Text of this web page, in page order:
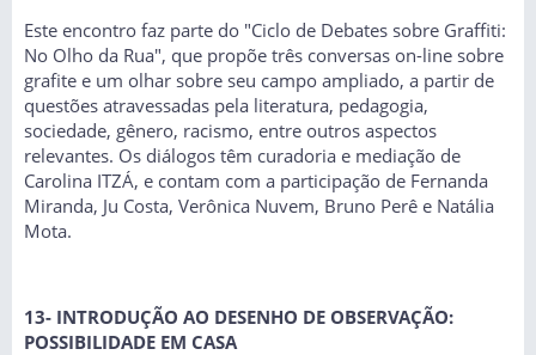
Este encontro faz parte do "Ciclo de Debates sobre Graffiti:
No Olho da Rua", que propõe três conversas on-line sobre
grafite e um olhar sobre seu campo ampliado, a partir de
questões atravessadas pela literatura, pedagogia,
sociedade, gênero, racismo, entre outros aspectos
relevantes. Os diálogos têm curadoria e mediação de
Carolina ITZÁ, e contam com a participação de Fernanda
Miranda, Ju Costa, Verônica Nuvem, Bruno Perê e Natália
Mota.
13- INTRODUÇÃO AO DESENHO DE OBSERVAÇÃO:
POSSIBILIDADE EM CASA